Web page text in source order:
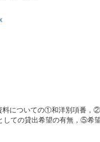
料についての①和洋別項番
しての貸出希望の有無，⑤